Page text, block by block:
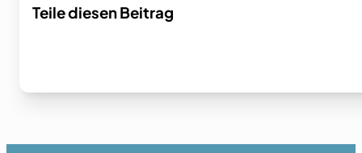
Teile diesen Beitrag